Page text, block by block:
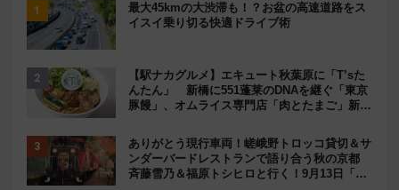
最大45kmの大渋滞も！？お盆の高速道路をス
イスイ乗り切る快適ドライブ術
【駅ナカグルメ】エキュート秋葉原に「T’sた
んたん」 新橋に551蓬莱のDNAを継ぐ「東京
豚饅」、オムライス専門店「肉とたまご」新グ
ありがとう現行車両！嵯峨野トロッコ貸切＆サ
ンダーバードレストランで語り合う秋の京都
斉藤雪乃＆福原トシヒロと行く！9月13日「京